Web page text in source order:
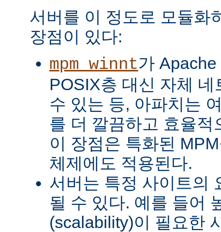
서버를 이 정도로 모듈화
장점이 있다:
mpm_winnt가
POSIX층 대신 자체
수 있는 등, 아파치는
를 더 깔끔하고 효율적
이 장점은 특화된
체제에도 적용된다.
서버는 특정 사이트의
될 수 있다. 예를 들어
(scalability)이 필요한